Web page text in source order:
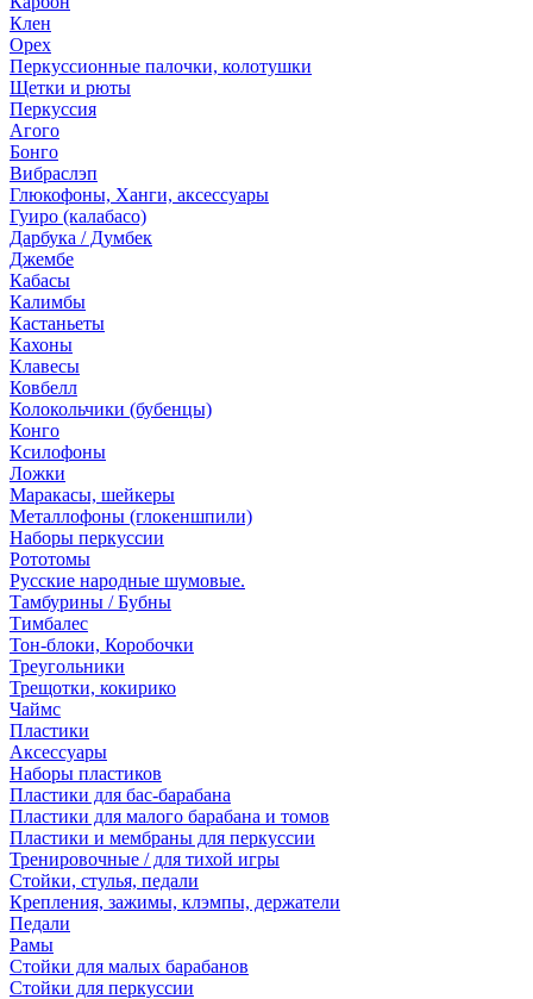
Клен
Орех
Перкуссионные палочки, колотушки
Щетки и рюты
Перкуссия
Агого
Бонго
Вибраслэп
Глюкофоны, Ханги, аксессуары
Гуиро (калабасо)
Дарбука / Думбек
Джембе
Кабасы
Калимбы
Кастаньеты
Кахоны
Клавесы
Ковбелл
Колокольчики (бубенцы)
Конго
Ксилофоны
Ложки
Маракасы, шейкеры
Металлофоны (глокеншпили)
Наборы перкуссии
Рототомы
Русские народные шумовые.
Тамбурины / Бубны
Тимбалес
Тон-блоки, Коробочки
Треугольники
Трещотки, кокирико
Чаймс
Пластики
Аксессуары
Наборы пластиков
Пластики для бас-барабана
Пластики для малого барабана и томов
Пластики и мембраны для перкуссии
Тренировочные / для тихой игры
Стойки, стулья, педали
Крепления, зажимы, клэмпы, держатели
Педали
Рамы
Стойки для малых барабанов
Стойки для перкуссии